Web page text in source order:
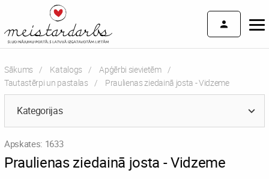
Sākums Katalogs
Apģērbi sievietēm
Tautastērpi un pastalas
Current:
Praulienas ziedainā josta - Vidzeme
Kategorijas
Apskates: 1633
Praulienas ziedainā josta - Vidzeme